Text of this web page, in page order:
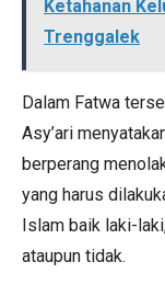
Ketahanan
Trenggalek
Dalam Fatwa
Asy’ari
berperang
yang harus
Islam baik laki-
ataupun tidak.